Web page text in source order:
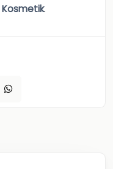
Kosmetik.